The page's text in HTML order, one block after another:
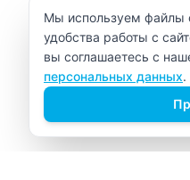
Уведомление об
Мы используем файлы
удобства работы с
вы соглашаетесь с
персональных данных.